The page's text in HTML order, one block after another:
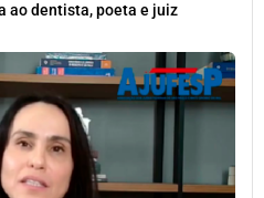
ao dentista, poeta e juiz